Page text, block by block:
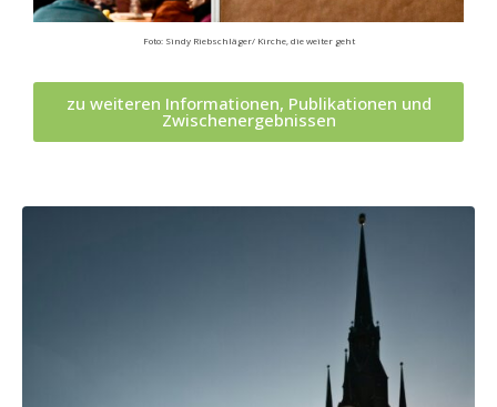
Foto: Sindy Riebschläger/ Kirche, die weiter geht
zu weiteren Informationen, Publikationen und
Zwischenergebnissen